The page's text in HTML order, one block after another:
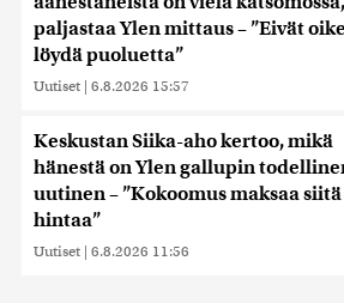
paljastaa Ylen mittaus – ”Eivät
löydä puoluetta”
Uutiset | 6.8.2026 15:57
Keskustan Siika-aho kertoo, mikä
hänestä on Ylen gallupin
uutinen – ”Kokoomus maksaa siitä
hintaa”
Uutiset | 6.8.2026 11:56